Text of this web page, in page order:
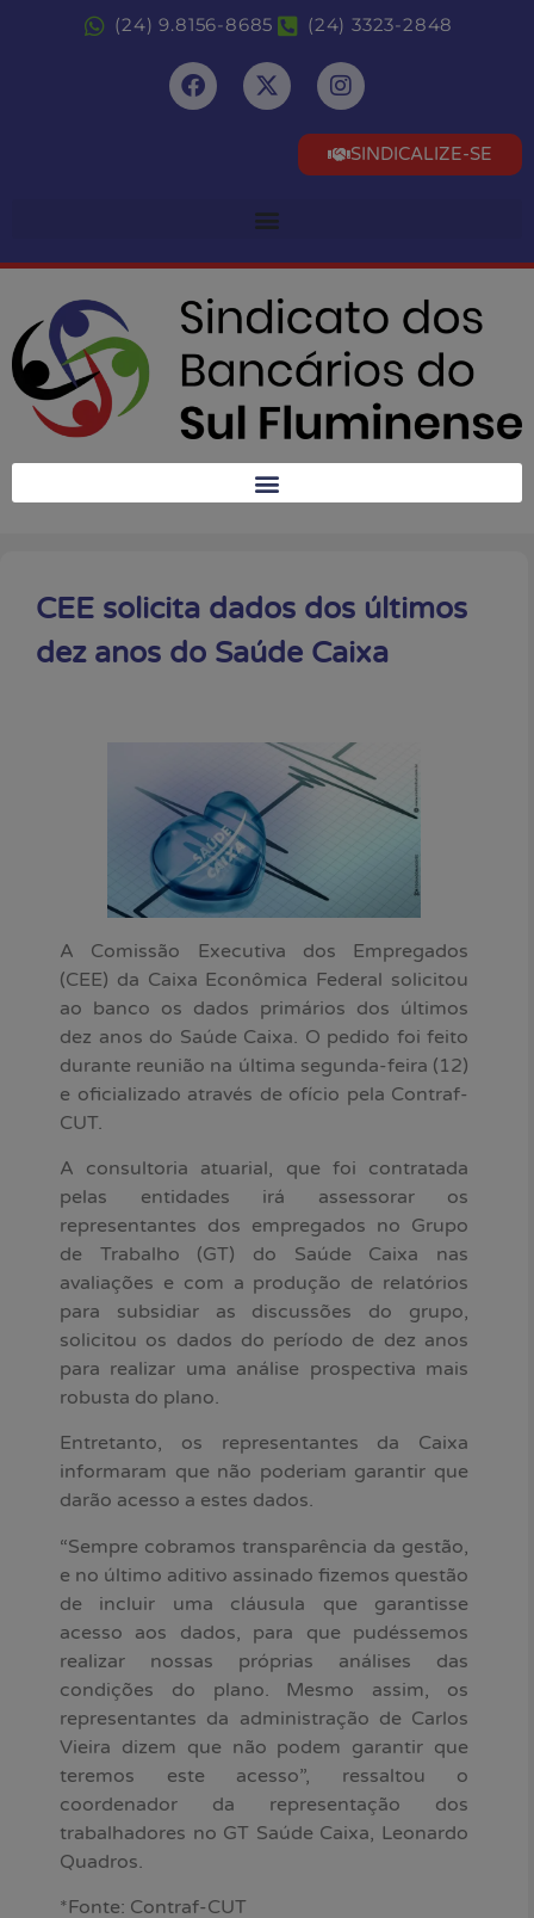
(24) 9.8156-8685 (24) 3323-2848
SINDICALIZE-SE
CEE solicita dados dos últimos
dez anos do Saúde Caixa
A Comissão Executiva dos Empregados
(CEE) da Caixa Econômica Federal solicitou
ao banco os dados primários dos últimos
dez anos do Saúde Caixa. O pedido foi feito
durante reunião na última segunda-feira (12)
e oficializado através de ofício pela Contraf-
CUT.
A consultoria atuarial, que foi contratada
pelas entidades irá assessorar os
representantes dos empregados no Grupo
de Trabalho (GT) do Saúde Caixa nas
avaliações e com a produção de relatórios
para subsidiar as discussões do grupo,
solicitou os dados do período de dez anos
para realizar uma análise prospectiva mais
robusta do plano.
Entretanto, os representantes da Caixa
informaram que não poderiam garantir que
darão acesso a estes dados.
“Sempre cobramos transparência da gestão,
e no último aditivo assinado fizemos questão
de incluir uma cláusula que garantisse
acesso aos dados, para que pudéssemos
realizar nossas próprias análises das
condições do plano. Mesmo assim, os
representantes da administração de Carlos
Vieira dizem que não podem garantir que
teremos este acesso”, ressaltou o
coordenador da representação dos
trabalhadores no GT Saúde Caixa, Leonardo
Quadros.
*Fonte: Contraf-CUT